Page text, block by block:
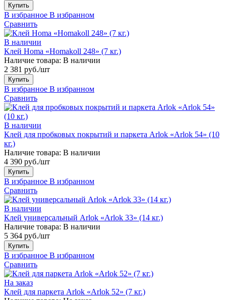
Купить
В избранное В избранном
Сравнить
В наличии
Клей Homa «Homakoll 248» (7 кг.)
Наличие товара: В наличии
2 381 руб./шт
Купить
В избранное В избранном
Сравнить
В наличии
Клей для пробковых покрытий и паркета Arlok «Arlok 54» (10
кг.)
Наличие товара: В наличии
4 390 руб./шт
Купить
В избранное В избранном
Сравнить
В наличии
Клей универсальный Arlok «Arlok 33» (14 кг.)
Наличие товара: В наличии
5 364 руб./шт
Купить
В избранное В избранном
Сравнить
На заказ
Клей для паркета Arlok «Arlok 52» (7 кг.)